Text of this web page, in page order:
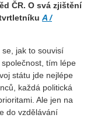
ČR. O svá zjištění
A /
jak to souvisí
tím lépe
státu jde nejlépe
každá politická
Ale jen na
do vzdělávání